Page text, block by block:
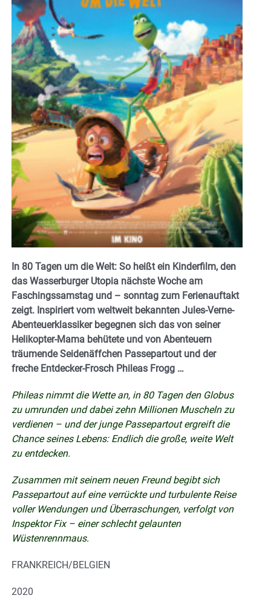
In 80 Tagen um die Welt: So heißt ein Kinderfilm, den
das Wasserburger Utopia nächste Woche am
Faschingssamstag und – sonntag zum Ferienauftakt
zeigt. Inspiriert vom weltweit bekannten Jules-Verne-
Abenteuerklassiker begegnen sich das von seiner
Helikopter-Mama behütete und von Abenteuern
träumende Seidenäffchen Passepartout und der
freche Entdecker-Frosch Phileas Frogg …
Phileas nimmt die Wette an, in 80 Tagen den Globus
zu umrunden und dabei zehn Millionen Muscheln zu
verdienen – und der junge Passepartout ergreift die
Chance seines Lebens: Endlich die große, weite Welt
zu entdecken.
Zusammen mit seinem neuen Freund begibt sich
Passepartout auf eine verrückte und turbulente Reise
voller Wendungen und Überraschungen, verfolgt von
Inspektor Fix – einer schlecht gelaunten
Wüstenrennmaus.
FRANKREICH/BELGIEN
2020